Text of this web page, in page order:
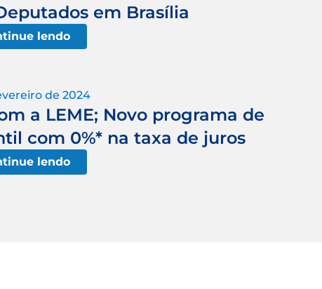
em Brasília
lendo
de 2024
a LEME; Novo programa de
com 0%* na taxa de juros
lendo